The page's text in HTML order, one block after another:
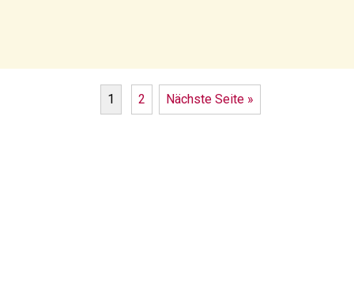
1 2 Nächste Seite »